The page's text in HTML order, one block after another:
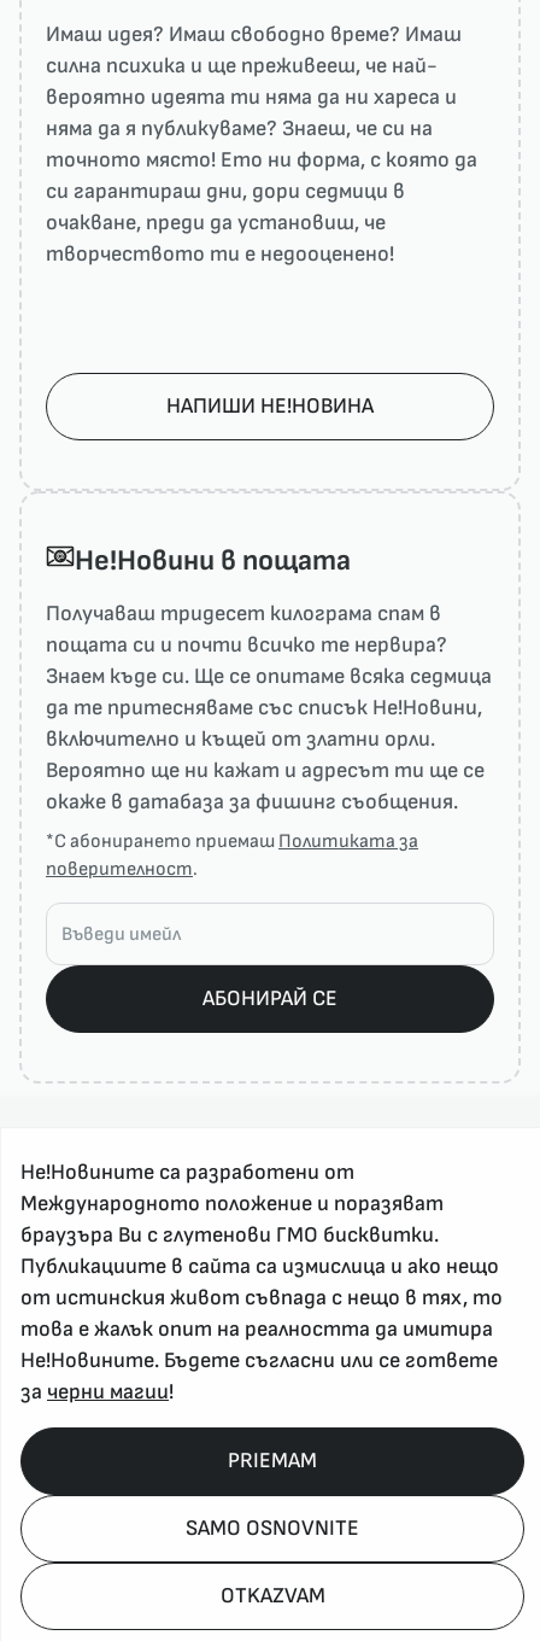
Имаш идея? Имаш свободно време? Имаш
силна психика и ще преживееш, че най-
вероятно идеята ти няма да ни харесa и
няма да я публикуваме? Знаеш, че си на
точното място! Ето ни форма, с която да
си гарантираш дни, дори седмици в
очакване, преди да установиш, че
творчеството ти е недооценено!
НАПИШИ НЕ!НОВИНА
He!Новини в пощата
Получаваш тридесет килограма спам в
пощата си и почти всичко те нервира?
Знаем къде си. Ще се опитаме всяка седмица
да те притесняваме със списък He!Новини,
включително и къщей от златни орли.
Вероятно ще ни кажат и адресът ти ще се
окаже в датабаза за фишинг съобщения.
*С абонирането приемаш Политиката за
поверителност.
АБОНИРАЙ СЕ
За реклама и връзка с нас, пишете на
nenovinite@gmail.com
Контакт
За нас
Напиши Не!Новина
Абонирай се
Policy, Rights, etc 2026
Не!Новините са разработени от
Международното положение и поразяват
браузъра Ви с глутенови ГМО бисквитки.
Публикациите в сайта са измислица и ако нещо
от истинския живот съвпада с нещо в тях, то
това е жалък опит на реалността да имитира
Не!Новините. Бъдете съгласни или се гответе
за черни магии!
OTKAZVAM
SAMO OSNOVNITE
PRIEMAM